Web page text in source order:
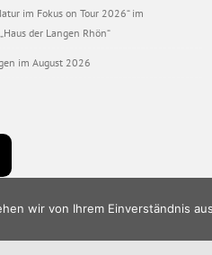
im Fokus on Tour 2026“ im
der Langen Rhön“
im August 2026
wir von Ihrem Einverständnis